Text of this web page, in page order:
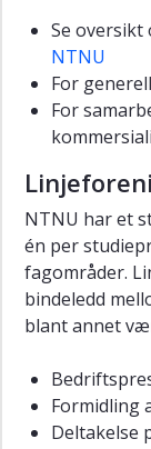
Tal
og
fakta
NTNUs
historie
NTNUs
kunstsamling
Likestilling,
inkludering
og
mangfald
Se oversikt
NTNU
For
For
NTNU har et
én per
fagområder.
bindeledd
blant annet
Formidling
Deltakelse